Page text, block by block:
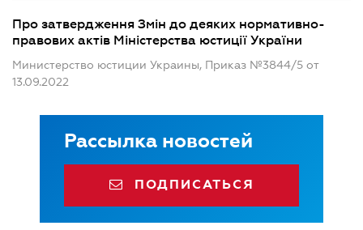
Про затвердження Змін до деяких нормативно-
правових актів Міністерства юстиції України
Министерство юстиции Украины, Приказ №3844/5 от
13.09.2022
Рассылка новостей
ПОДПИСАТЬСЯ